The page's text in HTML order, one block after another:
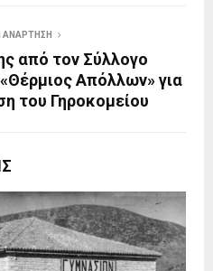
ΑΝΆΡΤΗΣΗ
από τον Σύλλογο
Απόλλων» για
του Γηροκομείου